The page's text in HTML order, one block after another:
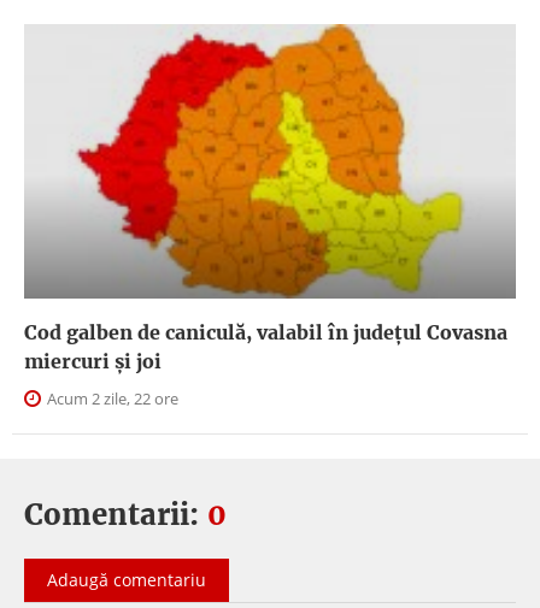
Cod galben de caniculă, valabil în judeţul Covasna
miercuri și joi
Acum 2 zile, 22 ore
Comentarii: 0
Adaugă comentariu